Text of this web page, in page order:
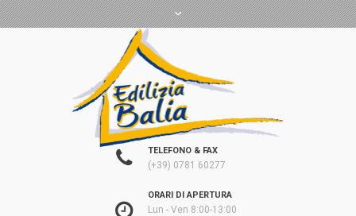
TELEFONO & FAX
(+39) 0781 60277
ORARI DI APERTURA
Lun - Ven 8:00-13:00